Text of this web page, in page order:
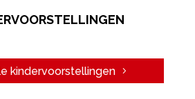
kindervoorstellingen